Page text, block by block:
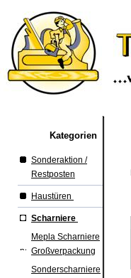
Kategorien
Sonderaktion /
Restposten
Haustüren
Scharniere
Mepla Scharniere
Großverpackung
Sonderscharniere